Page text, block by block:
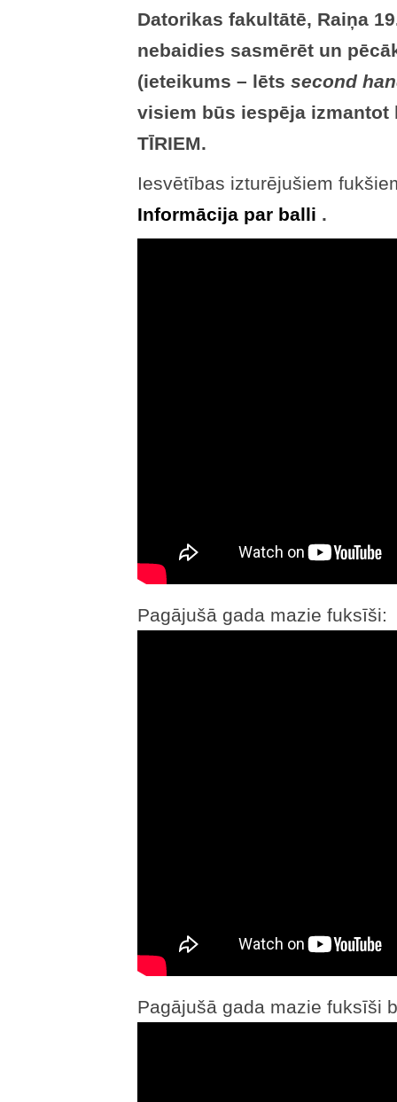
Datorikas fakultātē, Raiņa
nebaidies sasmērēt un
(ieteikums – lēts second
visiem būs iespēja izmantot
TĪRIEM.
Iesvētības izturējušiem
Informācija par balli .
Pagājušā gada mazie fuksīši:
Pagājušā gada mazie fuksīši